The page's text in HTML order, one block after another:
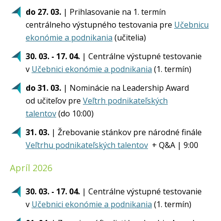
do 27. 03. | Prihlasovanie na 1. termín
centrálneho výstupného testovania pre Učebnicu
ekonómie a podnikania (učitelia)
30. 03. - 17. 04. | Centrálne výstupné testovanie
v Učebnici ekonómie a podnikania (1. termín)
do 31. 03. | Nominácie na Leadership Award
od učiteľov pre Veľtrh podnikateľských
talentov(do 10:00)
31. 03. | Žrebovanie stánkov pre národné finále
Veľtrhu podnikateľských talentov + Q&A | 9:00
Apríl 2026
30. 03. - 17. 04. | Centrálne výstupné testovanie
v Učebnici ekonómie a podnikania (1. termín)